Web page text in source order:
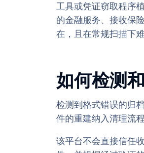
工具或凭证窃取程序
的金融服务、接收保
在，且在常规扫描下难
如何检测
检测到格式错误的归
件的重建纳入清理流
该平台不会直接信任